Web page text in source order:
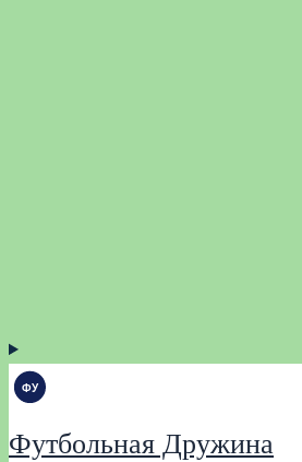
Футбольная Дружина